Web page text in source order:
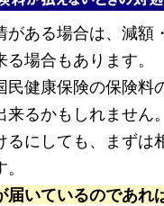
がある場合は、減額
場合もあります。
民健康保険の保険料
るかもしれません。
るにしても、まずは
届いているのであれ